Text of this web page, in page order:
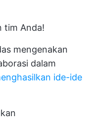
tim Anda!
mengenakan
dalam
ide-ide